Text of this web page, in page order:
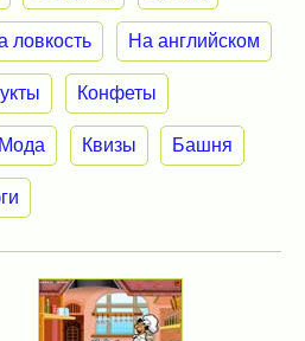
ловкость На английском
Конфеты
Мода Квизы Башня